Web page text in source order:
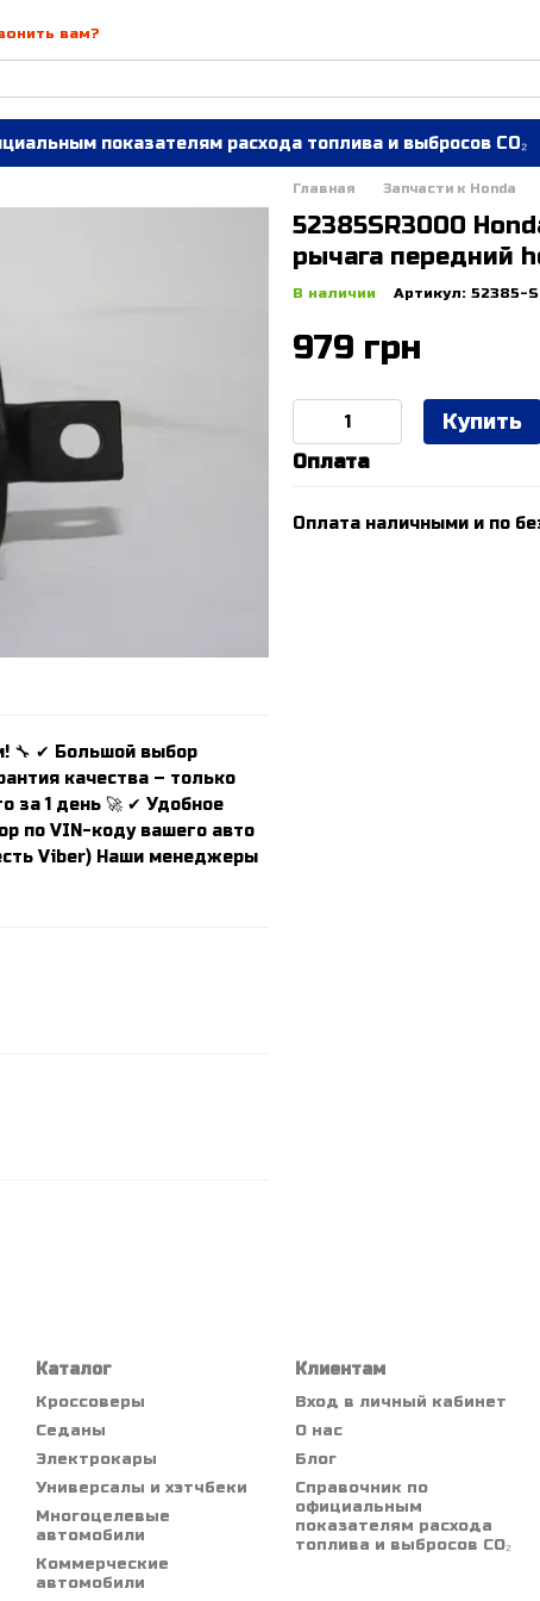
вам?
показателям расхода топлива и выбросов CO₂
🔧 ✔ Большой выбор
качества – только
за 1 день 🚀 ✔ Удобное
по VIN-коду вашего авто
Viber) Наши менеджеры
Главная Запчасти к Honda
52385SR3000
рычага передний
В наличии Артикул: 52385-
979 грн
Купить
Оплата
Оплата наличными и по
Каталог
Кроссоверы
Седаны
Электрокары
Универсалы и хэтчбеки
Многоцелевые
автомобили
Коммерческие
автомобили
Клиентам
Вход в личный кабинет
О нас
Блог
Справочник по
официальным
показателям расхода
топлива и выбросов CO₂